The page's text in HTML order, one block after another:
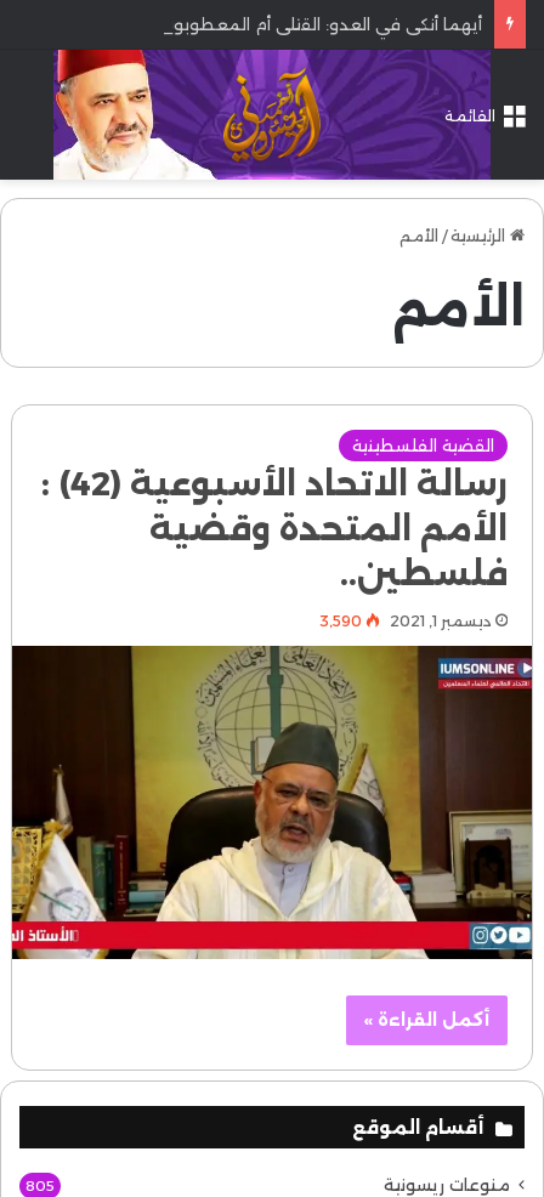
أيهما أنكى في العدو: القتلى أم المعطوبون؟
القائمة
الرئيسية/ الأمم
الأمم
القضية الفلسطينية
رسالة الاتحاد الأسبوعية (42) :
الأمم المتحدة وقضية
فلسطين..
ديسمبر 1, 2021 3٬590
أكمل القراءة »
أقسام الموقع
منوعات ريسونية 805